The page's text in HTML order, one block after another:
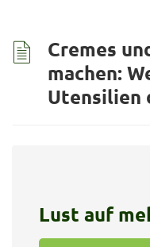
Cremes
machen:
Utensilien
Lust auf